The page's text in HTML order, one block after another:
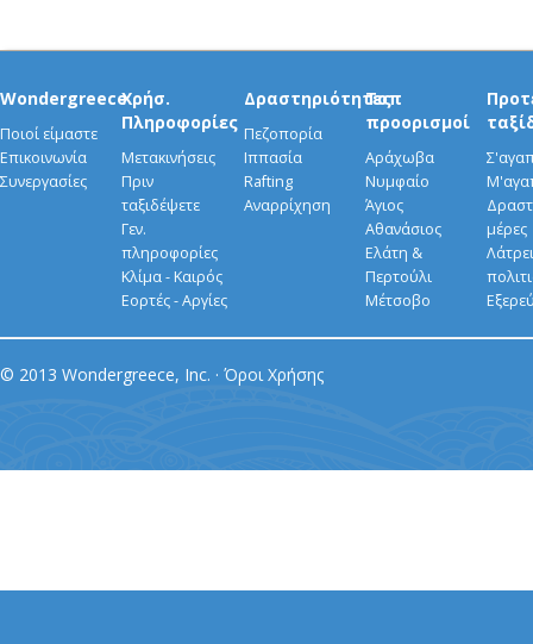
Wondergreece
Ποιοί είμαστε
Επικοινωνία
Συνεργασίες
Χρήσ.
Πληροφορίες
Μετακινήσεις
Πριν
ταξιδέψετε
Γεν.
πληροφορίες
Κλίμα - Καιρός
Εορτές - Αργίες
Δραστηριότητες
Πεζοπορία
Ιππασία
Rafting
Αναρρίχηση
Τοπ
προορισμοί
Αράχωβα
Νυμφαίο
Άγιος
Αθανάσιος
Ελάτη &
Περτούλι
Μέτσοβο
μέρες
© 2013 Wondergreece, Inc. · Όροι Χρήσης